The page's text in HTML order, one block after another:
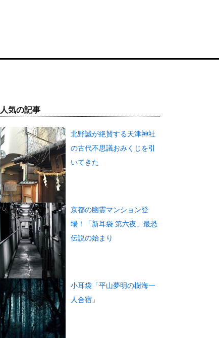
人気の記事
北野誠が絶賛する天津神社
の古代不思議おみくじを引
いてきた
京都の幽霊マンション登
場！「新耳袋 第六夜」最恐
伝説の始まり
小耳袋「平山夢明の樹海一
人合宿」